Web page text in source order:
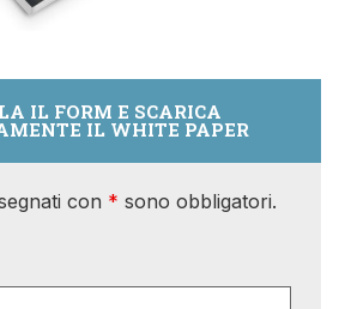
IL FORM E SCARICA
IL WHITE PAPER
con * sono obbligatori.